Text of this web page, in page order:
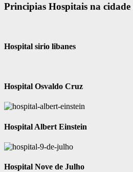
Principias Hospitais na cidade
Hospital sirio libanes
Hospital Osvaldo Cruz
Hospital Albert Einstein
Hospital Nove de Julho